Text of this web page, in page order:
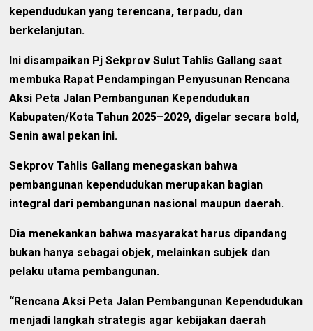
kependudukan yang terencana, terpadu, dan
berkelanjutan.
Ini disampaikan Pj Sekprov Sulut Tahlis Gallang saat
membuka Rapat Pendampingan Penyusunan Rencana
Aksi Peta Jalan Pembangunan Kependudukan
Kabupaten/Kota Tahun 2025–2029, digelar secara bold,
Senin awal pekan ini.
Sekprov Tahlis Gallang menegaskan bahwa
pembangunan kependudukan merupakan bagian
integral dari pembangunan nasional maupun daerah.
Dia menekankan bahwa masyarakat harus dipandang
bukan hanya sebagai objek, melainkan subjek dan
pelaku utama pembangunan.
“Rencana Aksi Peta Jalan Pembangunan Kependudukan
menjadi langkah strategis agar kebijakan daerah